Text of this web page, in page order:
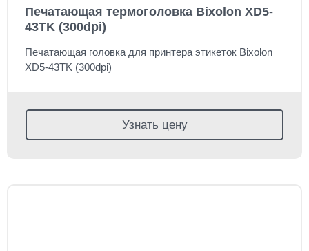
Печатающая термоголовка Bixolon XD5-
43TK (300dpi)
Печатающая головка для принтера этикеток Bixolon
XD5-43TK (300dpi)
Узнать цену